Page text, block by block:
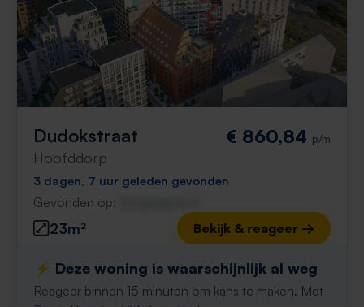
Dudokstraat
Hoofddorp
€ 860,84 p/m
3 dagen, 7 uur geleden gevonden
Gevonden op:
23m² Bekijk & reageer →
⚡️ Deze woning is waarschijnlijk al weg
Reageer binnen 15 minuten om kans te maken. Met